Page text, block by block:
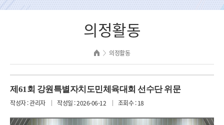
의정활동
의정활동
제61회 강원특별자치도민체육대회 선수단 위문
작성자 : 관리자 작성일 : 2026-06-12 조회수 : 18